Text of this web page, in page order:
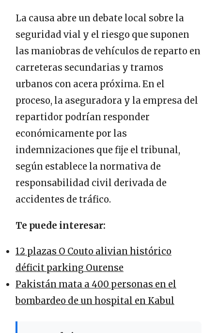
La causa abre un debate local sobre la
seguridad vial y el riesgo que suponen
las maniobras de vehículos de reparto en
carreteras secundarias y tramos
urbanos con acera próxima. En el
proceso, la aseguradora y la empresa del
repartidor podrían responder
económicamente por las
indemnizaciones que fije el tribunal,
según establece la normativa de
responsabilidad civil derivada de
accidentes de tráfico.
Te puede interesar:
12 plazas O Couto alivian histórico
déficit parking Ourense
Pakistán mata a 400 personas en el
bombardeo de un hospital en Kabul